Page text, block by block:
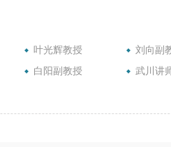
叶光辉教授 刘向副
白阳副教授 武川讲